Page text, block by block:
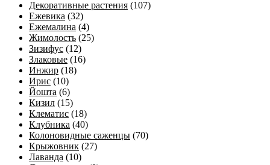
Декоративные растения (107)
Ежевика (32)
Ежемалина (4)
Жимолость (25)
Зизифус (12)
Злаковые (16)
Инжир (18)
Ирис (10)
Йошта (6)
Кизил (15)
Клематис (18)
Клубника (40)
Колоновидные саженцы (70)
Крыжовник (27)
Лаванда (10)